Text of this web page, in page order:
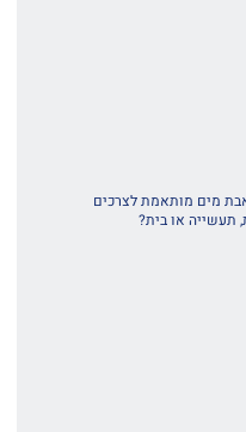
מותאמת לצרכים
או בית?